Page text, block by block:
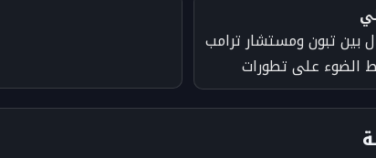
بين تبون ومستشار ترامب
الضوء على تطورات
المغربية والعلاقات